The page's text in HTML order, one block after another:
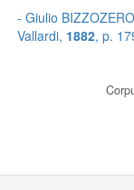
- Giulio
Vallardi, 1882, p.